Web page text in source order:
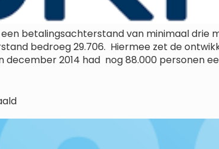
betalingsachterstand van minimaal drie
bedroeg 29.706. Hiermee zet de
2014 had nog 88.000 personen